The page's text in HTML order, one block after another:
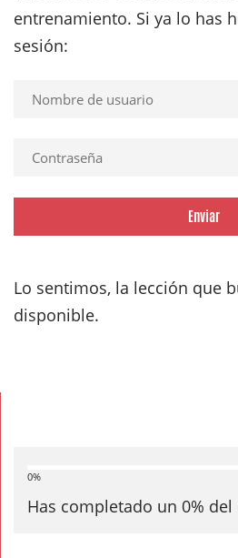
entrenamiento. Si ya lo has
sesión:
Enviar
Lo sentimos, la lección que
disponible.
0%
Has completado un 0% del